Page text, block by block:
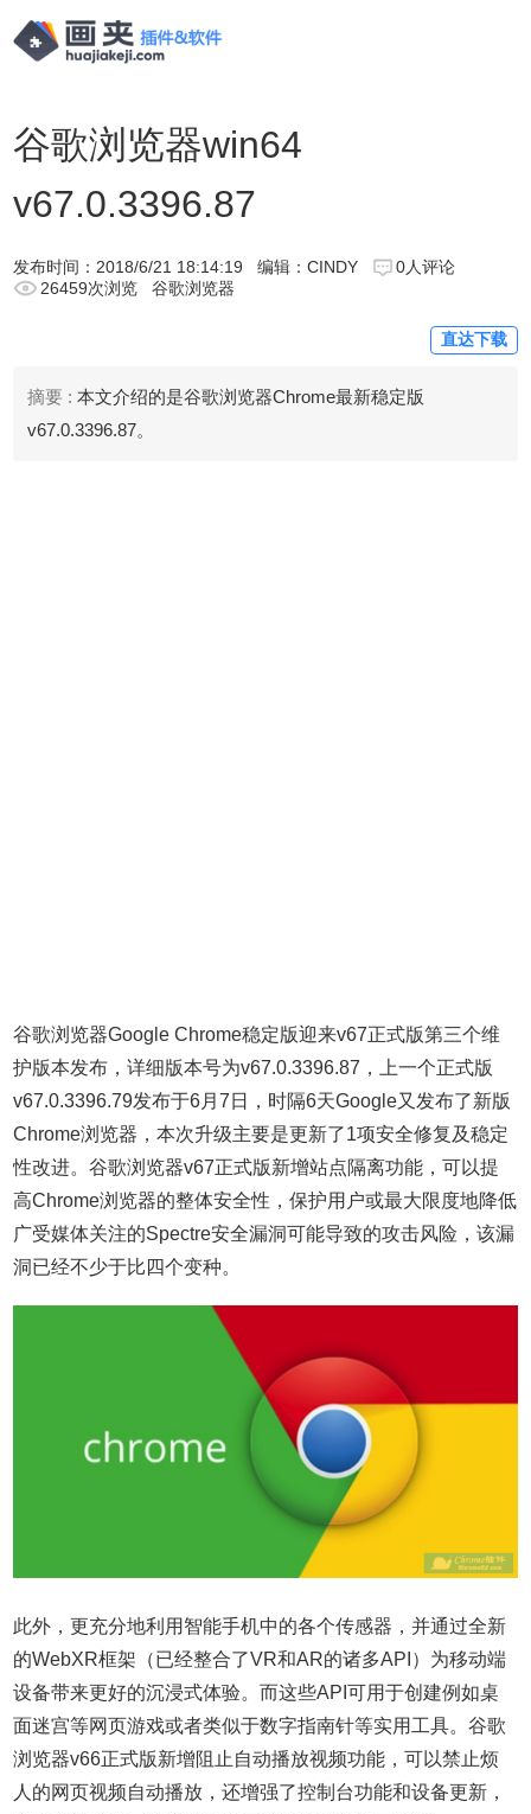
谷歌浏览器win64
v67.0.3396.87
发布时间： 2018/6/21 18:14:19 编辑：CINDY
0人评论
26459次浏览
谷歌浏览器
直达下载
摘要 : 本文介绍的是谷歌浏览器Chrome最新稳定版
v67.0.3396.87。
谷歌浏览器Google Chrome稳定版迎来v67正式版第三个维
护版本发布，详细版本号为v67.0.3396.87，上一个正式版
v67.0.3396.79发布于6月7日，时隔6天Google又发布了新版
Chrome浏览器，本次升级主要是更新了1项安全修复及稳定
性改进。谷歌浏览器v67正式版新增站点隔离功能，可以提
高Chrome浏览器的整体安全性，保护用户或最大限度地降低
广受媒体关注的Spectre安全漏洞可能导致的攻击风险，该漏
洞已经不少于比四个变种。
此外，更充分地利用智能手机中的各个传感器，并通过全新
的WebXR框架（已经整合了VR和AR的诸多API）为移动端
设备带来更好的沉浸式体验。而这些API可用于创建例如桌
面迷宫等网页游戏或者类似于数字指南针等实用工具。谷歌
浏览器v66正式版新增阻止自动播放视频功能，可以禁止烦
人的网页视频自动播放，还增强了控制台功能和设备更新，